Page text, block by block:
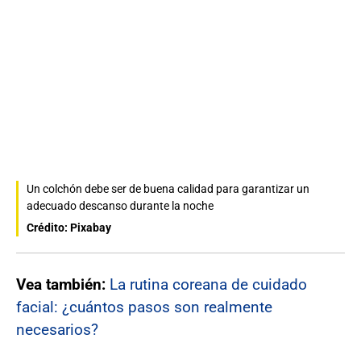
Un colchón debe ser de buena calidad para garantizar un
adecuado descanso durante la noche
Crédito: Pixabay
Vea también: La rutina coreana de cuidado
facial: ¿cuántos pasos son realmente
necesarios?